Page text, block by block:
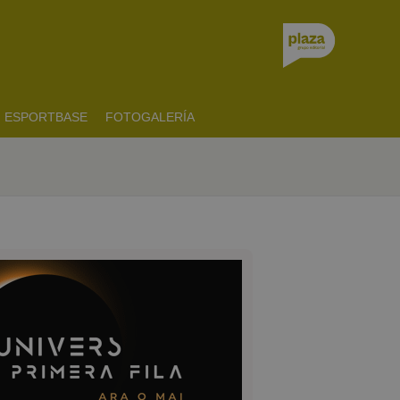
ESPORTBASE FOTOGALERÍA